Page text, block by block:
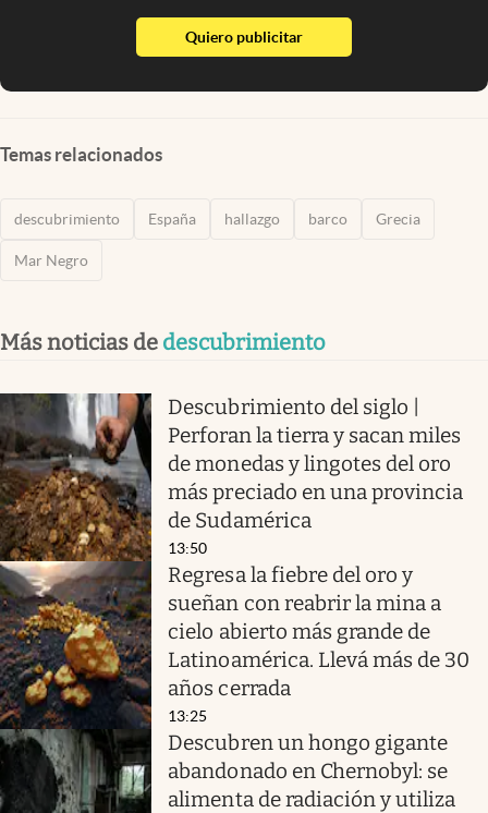
Quiero publicitarabre en nueva pestaña
Temas relacionados
descubrimiento España hallazgo barco Grecia
Mar Negro
Más noticias de descubrimiento
Descubrimiento del siglo |
Perforan la tierra y sacan miles
de monedas y lingotes del oro
más preciado en una provincia
de Sudamérica
13:50
Regresa la fiebre del oro y
sueñan con reabrir la mina a
cielo abierto más grande de
Latinoamérica. Llevá más de 30
años cerrada
13:25
Descubren un hongo gigante
abandonado en Chernobyl: se
alimenta de radiación y utiliza